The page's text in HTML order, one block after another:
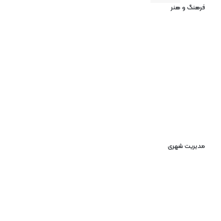
فرهنگ و هنر
مدیریت شهری